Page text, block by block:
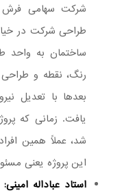
شرکت سهامی فرش
طراحی شرکت در
ساختمان به
یافت. زمانی که
شد، عملاً همین
این پروژه یعنی
استاد عباداله امینی: